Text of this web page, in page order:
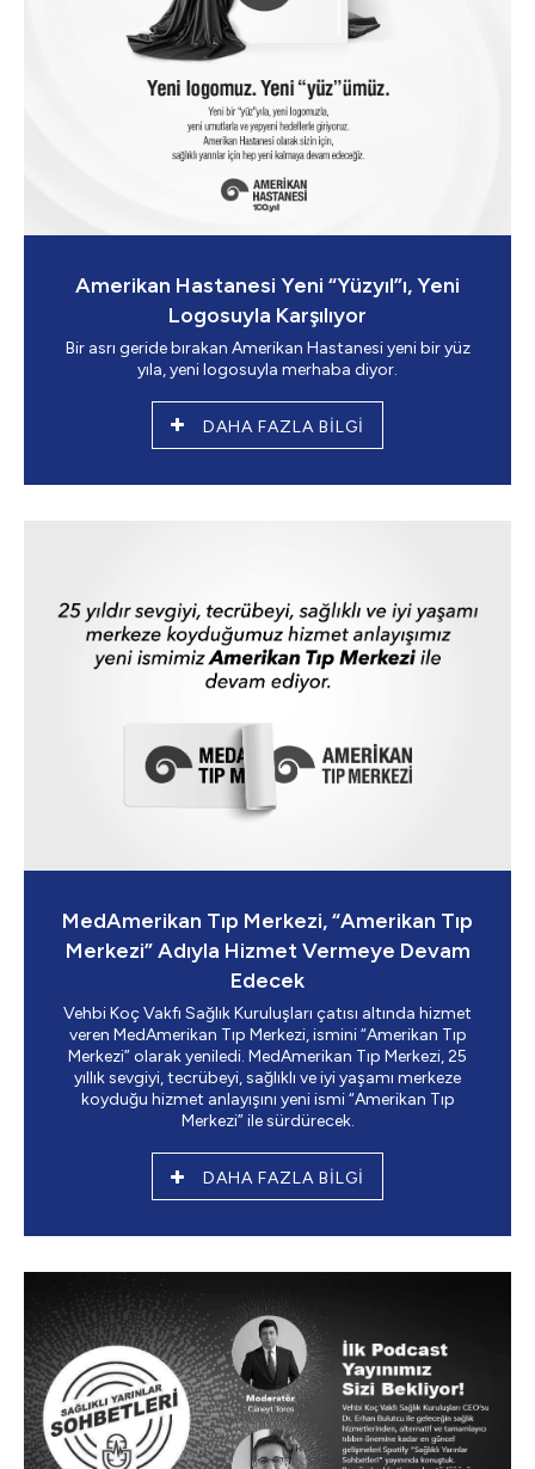
Amerikan Hastanesi Yeni “Yüzyıl”ı, Yeni
Logosuyla Karşılıyor
Bir asrı geride bırakan Amerikan Hastanesi yeni bir yüz
yıla, yeni logosuyla merhaba diyor.
DAHA FAZLA BİLGİ
MedAmerikan Tıp Merkezi, “Amerikan Tıp
Merkezi” Adıyla Hizmet Vermeye Devam
Edecek
Vehbi Koç Vakfı Sağlık Kuruluşları çatısı altında hizmet
veren MedAmerikan Tıp Merkezi, ismini “Amerikan Tıp
Merkezi” olarak yeniledi. MedAmerikan Tıp Merkezi, 25
yıllık sevgiyi, tecrübeyi, sağlıklı ve iyi yaşamı merkeze
koyduğu hizmet anlayışını yeni ismi “Amerikan Tıp
Merkezi” ile sürdürecek.
DAHA FAZLA BİLGİ